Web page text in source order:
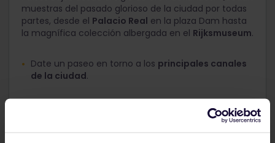
muestras del pasado glorioso de la ciudad por todas
partes, desde el Palacio Real en la plaza Dam hasta
la magnífica colección albergada en el Rijksmuseum.
Date un paseo en torno a los principales canales
de la ciudad.
, donde Ana y su familia
se escondieron durante la Segunda Guerra Mundial.